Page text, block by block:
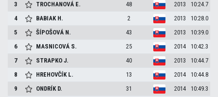
3
TROCHANOVÁ E. 48 2013
10:24.7
4
BABIAK H. 2 2013
10:28.0
5
ŠÍPOŠOVÁ N. 43 2013
10:39.0
6
MASNICOVÁ S. 25 2014
10:42.3
7
STRAPKOJ. 40 2013
10:44.7
8
HREHOVČÍK L. 13 2014
10:44.8
9
ONDRÍK D. 31 2014
10:49.3